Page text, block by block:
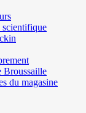
scientifique
Broussaille
du magasine